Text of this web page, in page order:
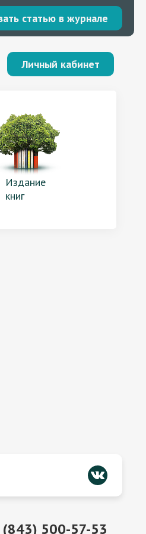
статью в журнале
Личный кабинет
Издание
книг
(843) 500-57-53